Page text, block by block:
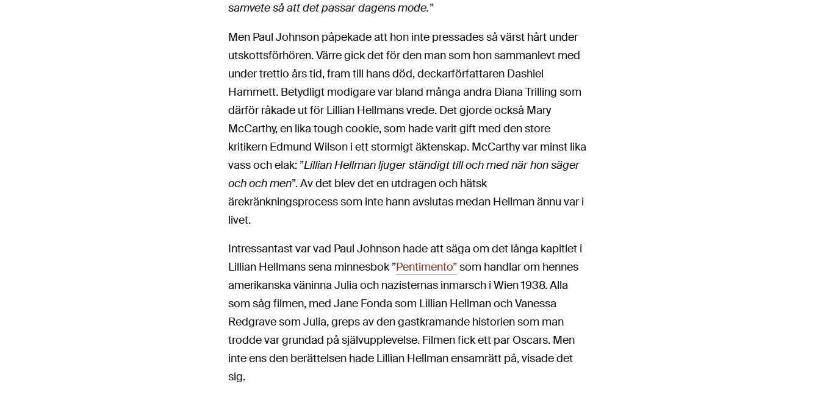
samvete så att det passar dagens mode.”
Men Paul Johnson påpekade att hon inte pressades så värst hårt under
utskottsförhören. Värre gick det för den man som hon sammanlevt med
under trettio års tid, fram till hans död, deckarförfattaren Dashiel
Hammett. Betydligt modigare var bland många andra Diana Trilling som
därför råkade ut för Lillian Hellmans vrede. Det gjorde också Mary
McCarthy, en lika tough cookie, som hade varit gift med den store
kritikern Edmund Wilson i ett stormigt äktenskap. McCarthy var minst lika
vass och elak: ”Lillian Hellman ljuger ständigt till och med när hon säger
och och men”. Av det blev det en utdragen och hätsk
ärekränkningsprocess som inte hann avslutas medan Hellman ännu var i
livet.
Intressantast var vad Paul Johnson hade att säga om det långa kapitlet i
Lillian Hellmans sena minnesbok ”Pentimento”som handlar om hennes
amerikanska väninna Julia och nazisternas inmarsch i Wien 1938. Alla
som såg filmen, med Jane Fonda som Lillian Hellman och Vanessa
Redgrave som Julia, greps av den gastkramande historien som man
trodde var grundad på självupplevelse. Filmen fick ett par Oscars. Men
inte ens den berättelsen hade Lillian Hellman ensamrätt på, visade det
sig.